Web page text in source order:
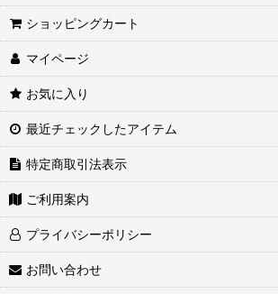
ショッピングカート
マイページ
お気に入り
最近チェックしたアイテム
特定商取引法表示
ご利用案内
プライバシーポリシー
お問い合わせ